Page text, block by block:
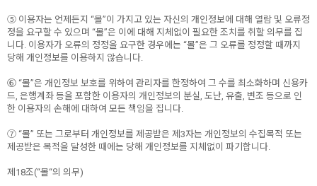
⑤ 이용자는 언제든지 “몰”이 가지고 있는 자신의 개인정보에 대해 열람 및 오류정
정을 요구할 수 있으며 “몰”은 이에 대해 지체없이 필요한 조치를 취할 의무를 집
니다. 이용자가 오류의 정정을 요구한 경우에는 “몰”은 그 오류를 정정할 때까지
당해 개인정보를 이용하지 않습니다.
⑥ “몰”은 개인정보 보호를 위하여 관리자를 한정하여 그 수를 최소화하며 신용카
드, 은행계좌 등을 포함한 이용자의 개인정보의 분실, 도난, 유출, 변조 등으로 인
한 이용자의 손해에 대하여 모든 책임을 집니다.
⑦ “몰” 또는 그로부터 개인정보를 제공받은 제3자는 개인정보의 수집목적 또는
제공받은 목적을 달성한 때에는 당해 개인정보를 지체없이 파기합니다.
제18조(“몰“의 의무)